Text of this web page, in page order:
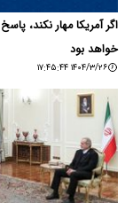
اگر آمریکا مهار نکند،
خواهد بود
۱۴۰۴/۳/۲۶ ۱۷:۴۵:۴۴